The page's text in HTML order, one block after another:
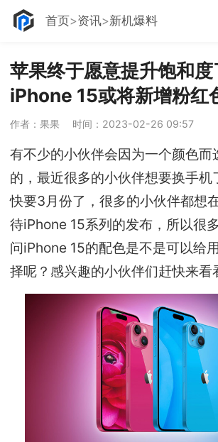
首页 资讯 新机爆料
苹果终于愿意提升饱和度
iPhone 15或将新增粉红
作者：果果 时间：2023-02-26 09:57
有不少的小伙伴会因为一个颜色而
的，最近很多的小伙伴想要换手机
快要3月份了，很多的小伙伴都想
待iPhone 15系列的发布，所以很
问iPhone 15的配色是不是可以给
择呢？感兴趣的小伙伴们赶快来看